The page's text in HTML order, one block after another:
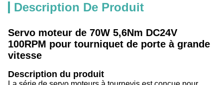
Description De Produit
Servo moteur de 70W 5,6Nm DC24V
100RPM pour tourniquet de porte à grande
vitesse
Description du produit